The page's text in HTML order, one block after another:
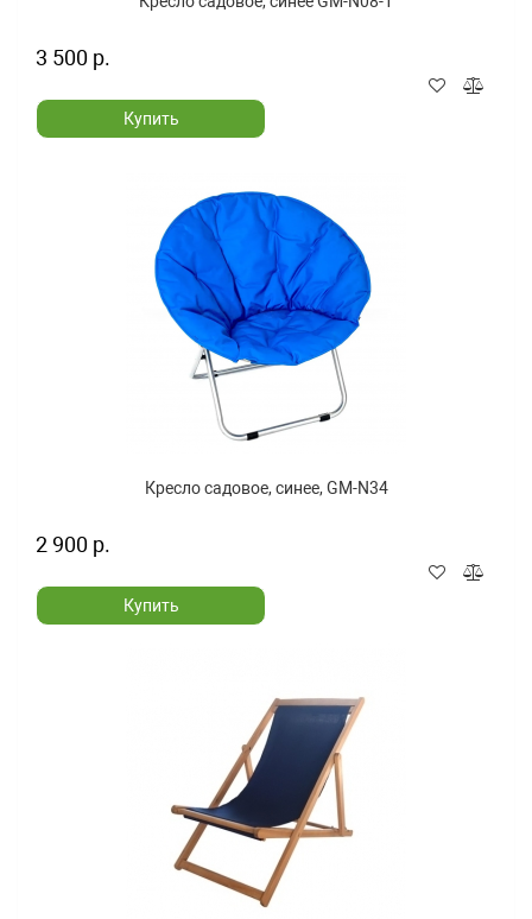
3 500 р.
Купить
Кресло садовое, синее, GM-N34
2 900 р.
Купить